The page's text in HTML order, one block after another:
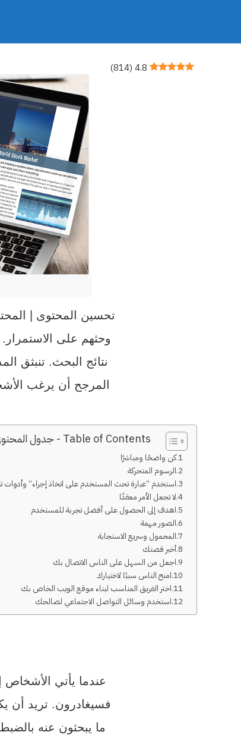
4.8
(
814
)
تحسين المحتوى |
وحثهم على
نتائج البحث. تنبثق
المرجح أن يرغب
Table of Contents - جدول المحتوى
كن واضحًا ومباشرًا
الرسوم المتحركة
استخدم “عبارة تحث المستخدم على اتخاذ إجراء”
لا تجعل الأمر معقدًا
اهدف إلى الحصول على أفضل تجربة للمستخدم
الصور مهمة
المحمول وسريع الاستجابة
أخبر قصتك
اجعل من السهل على الناس الاتصال بك
امنح الناس سببًا لاختيارك
اختر الفريق المناسب لبناء موقع الويب الخاص بك
استخدم وسائل التواصل الاجتماعي لصالحك
عندما يأتي الأشخاص
فسيغادرون. تريد أن
ما يبحثون عنه